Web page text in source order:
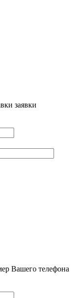
заявки
Вашего телефона